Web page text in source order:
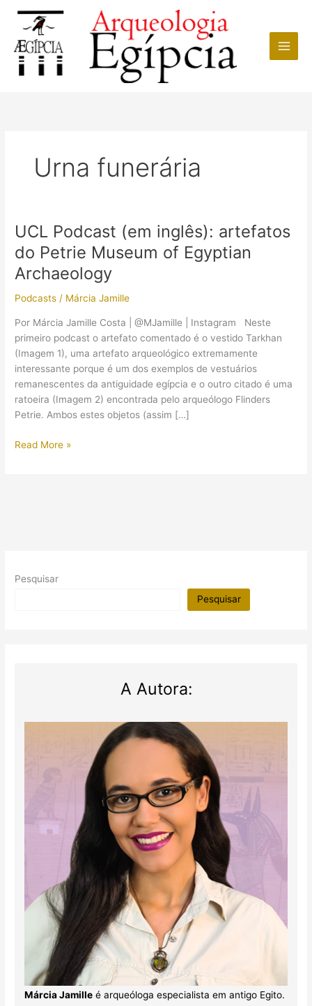
conteúdo
Urna funerária
UCL Podcast (em inglês): artefatos
do Petrie Museum of Egyptian
Archaeology
Podcasts / Márcia Jamille
Por Márcia Jamille Costa | @MJamille | Instagram Neste
primeiro podcast o artefato comentado é o vestido Tarkhan
(Imagem 1), uma artefato arqueológico extremamente
interessante porque é um dos exemplos de vestuários
remanescentes da antiguidade egípcia e o outro citado é uma
ratoeira (Imagem 2) encontrada pelo arqueólogo Flinders
Petrie. Ambos estes objetos (assim […]
UCL
Egyptian
Read More »
Pesquisar
Pesquisar
A Autora:
Márcia Jamilleé arqueóloga especialista em antigo Egito.